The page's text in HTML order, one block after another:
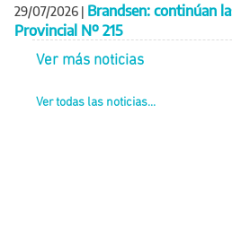
29/07/2026 | Brandsen: continúan
Provincial Nº 215
Ver más noticias
Ver todas las noticias...